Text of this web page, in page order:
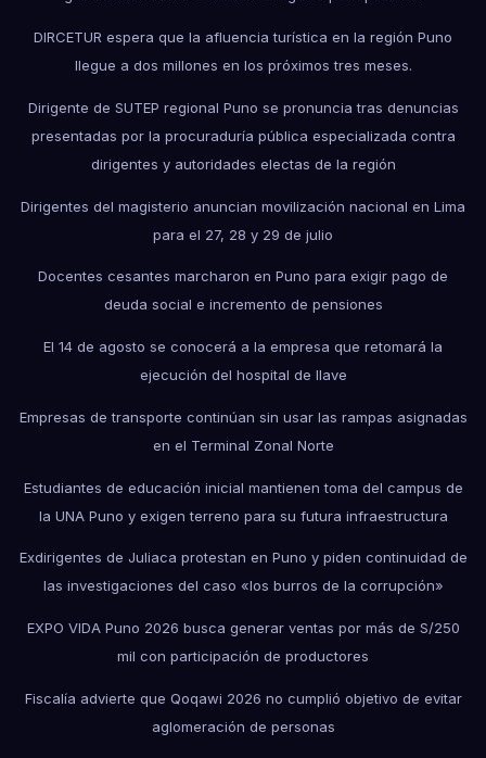
DIRCETUR espera que la afluencia turística en la región Puno
llegue a dos millones en los próximos tres meses.
Dirigente de SUTEP regional Puno se pronuncia tras denuncias
presentadas por la procuraduría pública especializada contra
dirigentes y autoridades electas de la región
Dirigentes del magisterio anuncian movilización nacional en Lima
para el 27, 28 y 29 de julio
Docentes cesantes marcharon en Puno para exigir pago de
deuda social e incremento de pensiones
El 14 de agosto se conocerá a la empresa que retomará la
ejecución del hospital de Ilave
Empresas de transporte continúan sin usar las rampas asignadas
en el Terminal Zonal Norte
Estudiantes de educación inicial mantienen toma del campus de
la UNA Puno y exigen terreno para su futura infraestructura
Exdirigentes de Juliaca protestan en Puno y piden continuidad de
las investigaciones del caso «los burros de la corrupción»
EXPO VIDA Puno 2026 busca generar ventas por más de S/250
mil con participación de productores
Fiscalía advierte que Qoqawi 2026 no cumplió objetivo de evitar
aglomeración de personas